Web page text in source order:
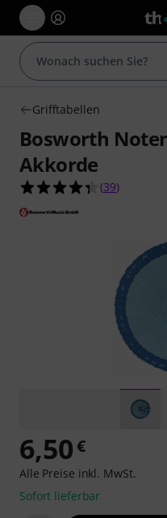
Grifftabellen
Bosworth
Akkorde
4.3 von 5
(39)
6,50€
Alle Preise inkl. MwSt.
Sofort lieferbar